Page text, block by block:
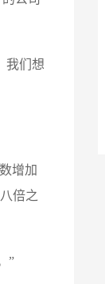
我们想
增加
倍之
”